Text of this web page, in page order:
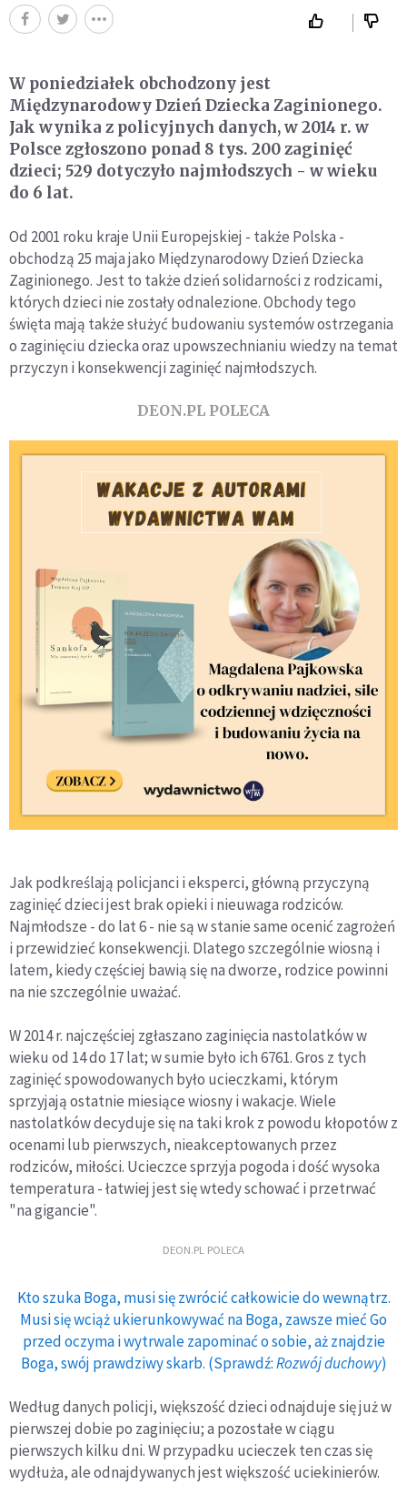
W poniedziałek obchodzony jest
Międzynarodowy Dzień Dziecka Zaginionego.
Jak wynika z policyjnych danych, w 2014 r. w
Polsce zgłoszono ponad 8 tys. 200 zaginięć
dzieci; 529 dotyczyło najmłodszych - w wieku
do 6 lat.
Od 2001 roku kraje Unii Europejskiej - także Polska -
obchodzą 25 maja jako Międzynarodowy Dzień Dziecka
Zaginionego. Jest to także dzień solidarności z rodzicami,
których dzieci nie zostały odnalezione. Obchody tego
święta mają także służyć budowaniu systemów ostrzegania
o zaginięciu dziecka oraz upowszechnianiu wiedzy na temat
przyczyn i konsekwencji zaginięć najmłodszych.
DEON.PL POLECA
Jak podkreślają policjanci i eksperci, główną przyczyną
zaginięć dzieci jest brak opieki i nieuwaga rodziców.
Najmłodsze - do lat 6 - nie są w stanie same ocenić zagrożeń
i przewidzieć konsekwencji. Dlatego szczególnie wiosną i
latem, kiedy częściej bawią się na dworze, rodzice powinni
na nie szczególnie uważać.
W 2014 r. najczęściej zgłaszano zaginięcia nastolatków w
wieku od 14 do 17 lat; w sumie było ich 6761. Gros z tych
zaginięć spowodowanych było ucieczkami, którym
sprzyjają ostatnie miesiące wiosny i wakacje. Wiele
nastolatków decyduje się na taki krok z powodu kłopotów z
ocenami lub pierwszych, nieakceptowanych przez
rodziców, miłości. Ucieczce sprzyja pogoda i dość wysoka
temperatura - łatwiej jest się wtedy schować i przetrwać
"na gigancie".
DEON.PL POLECA
Kto szuka Boga, musi się zwrócić całkowicie do wewnątrz.
Musi się wciąż ukierunkowywać na Boga, zawsze mieć Go
przed oczyma i wytrwale zapominać o sobie, aż znajdzie
Boga, swój prawdziwy skarb. (Sprawdź:Rozwój duchowy)
Według danych policji, większość dzieci odnajduje się już w
pierwszej dobie po zaginięciu; a pozostałe w ciągu
pierwszych kilku dni. W przypadku ucieczek ten czas się
wydłuża, ale odnajdywanych jest większość uciekinierów.